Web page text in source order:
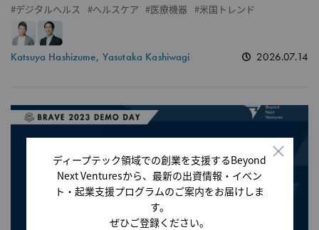
デジタルヘルス ヘルスケア 医療機器 米国トレンド
Katsuya Hashizume Yasutaka Kashiwagi 2026.07.14
ディープテック領域での創業を支援するBeyond
Next Venturesから、最新の出資情報・イベン
ト・起業支援プログラムのご案内をお届けしま
す。
ぜひご登録ください。